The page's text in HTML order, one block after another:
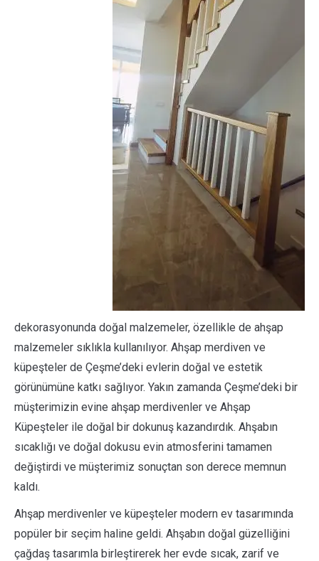
dekorasyonunda doğal malzemeler, özellikle de ahşap
malzemeler sıklıkla kullanılıyor. Ahşap merdiven ve
küpeşteler de Çeşme’deki evlerin doğal ve estetik
görünümüne katkı sağlıyor. Yakın zamanda Çeşme’deki bir
müşterimizin evine ahşap merdivenler ve Ahşap
Küpeşteler ile doğal bir dokunuş kazandırdık. Ahşabın
sıcaklığı ve doğal dokusu evin atmosferini tamamen
değiştirdi ve müşterimiz sonuçtan son derece memnun
kaldı.
Ahşap merdivenler ve küpeşteler modern ev tasarımında
popüler bir seçim haline geldi. Ahşabın doğal güzelliğini
çağdaş tasarımla birleştirerek her evde sıcak, zarif ve